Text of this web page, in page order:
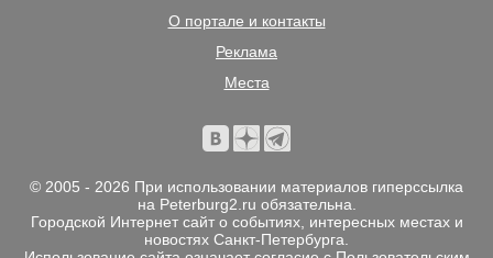
О портале и контакты
Реклама
Места
© 2005 - 2026 При использовании материалов гиперссылка
на Peterburg2.ru обязательна.
Городской Интернет сайт о событиях, интересных местах и
новостях Санкт-Петербурга.